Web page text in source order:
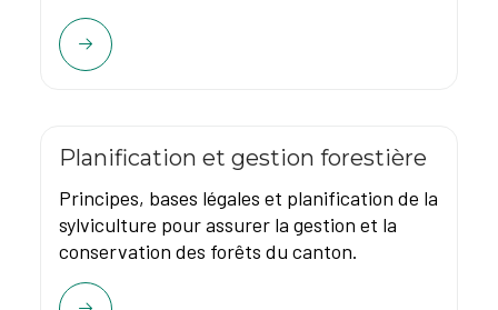
Planification et gestion forestière
Principes, bases légales et planification de la
sylviculture pour assurer la gestion et la
conservation des forêts du canton.